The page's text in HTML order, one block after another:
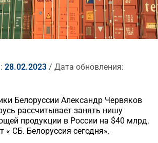
28.02.2023 / Дата обновления:
Белоруссии Александр Червяков
рассчитывает занять нишу
продукции в России на $40 млрд.
« СБ. Белоруссия сегодня».